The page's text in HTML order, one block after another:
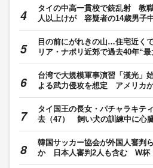
タイの中高一貫校で銃乱射 教
人以上けが 容疑者の14歳男子
で撃ち死亡 登校前に祖父母も
目の前にがれきの山…住宅近く
リア・ナポリ近郊で過去40年“
震 26人負傷300人避難
台湾で大規模軍事演習「漢光」
よる武力侵攻を想定 アメリカ
主力戦車「エイブラムス」も初
タイ国王の長女・パチャラキテ
去（47） 飼い犬の訓練中に心
コプラズマに感染し3年超治療
韓国サッカー協会が外国人審判
か 日本人審判2人も含む W杯
当 政府の監査報告書で判明